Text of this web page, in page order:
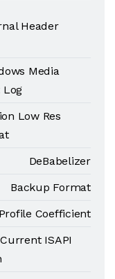
Header
Media
Log
Low Res
DeBabelizer
Backup Format
Coefficient
ISAPI